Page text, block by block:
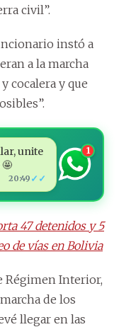
civil”.
instó a
a la marcha
cocalera y que
unite
20:49 ✓✓
1
47 detenidos y 5
de vías en Bolivia
Régimen Interior,
de los
llegar en las